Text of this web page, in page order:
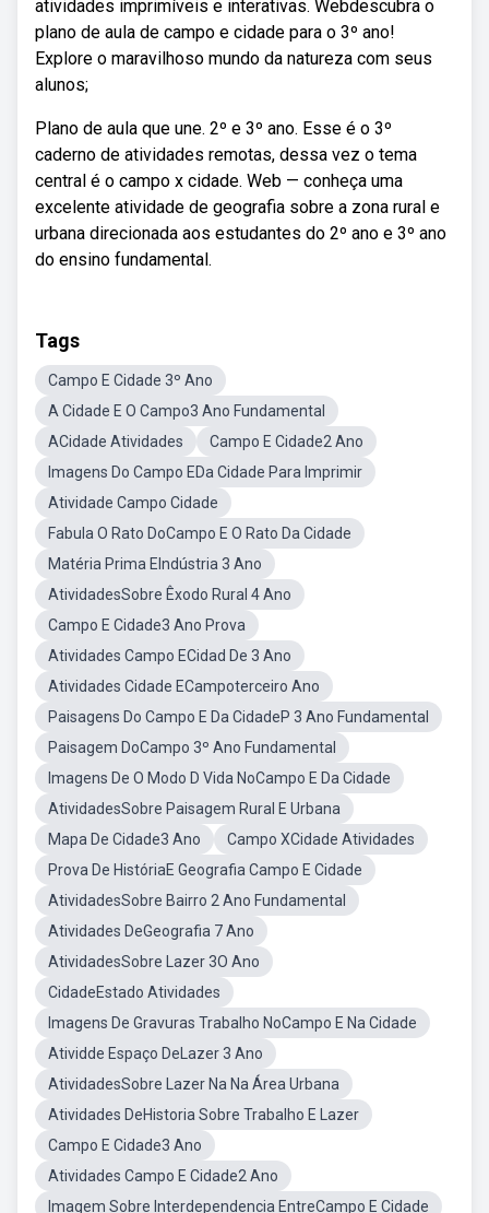
atividades imprimíveis e interativas. Webdescubra o
plano de aula de campo e cidade para o 3º ano!
Explore o maravilhoso mundo da natureza com seus
alunos;
Plano de aula que une. 2º e 3º ano. Esse é o 3º
caderno de atividades remotas, dessa vez o tema
central é o campo x cidade. Web — conheça uma
excelente atividade de geografia sobre a zona rural e
urbana direcionada aos estudantes do 2º ano e 3º ano
do ensino fundamental.
Tags
Campo E Cidade 3º Ano
A Cidade E O Campo3 Ano Fundamental
ACidade Atividades
Campo E Cidade2 Ano
Imagens Do Campo EDa Cidade Para Imprimir
Atividade Campo Cidade
Fabula O Rato DoCampo E O Rato Da Cidade
Matéria Prima EIndústria 3 Ano
AtividadesSobre Êxodo Rural 4 Ano
Campo E Cidade3 Ano Prova
Atividades Campo ECidad De 3 Ano
Atividades Cidade ECampoterceiro Ano
Paisagens Do Campo E Da CidadeP 3 Ano Fundamental
Paisagem DoCampo 3º Ano Fundamental
Imagens De O Modo D Vida NoCampo E Da Cidade
AtividadesSobre Paisagem Rural E Urbana
Mapa De Cidade3 Ano
Campo XCidade Atividades
Prova De HistóriaE Geografia Campo E Cidade
AtividadesSobre Bairro 2 Ano Fundamental
Atividades DeGeografia 7 Ano
AtividadesSobre Lazer 3O Ano
CidadeEstado Atividades
Imagens De Gravuras Trabalho NoCampo E Na Cidade
Atividde Espaço DeLazer 3 Ano
AtividadesSobre Lazer Na Na Área Urbana
Atividades DeHistoria Sobre Trabalho E Lazer
Campo E Cidade3 Ano
Atividades Campo E Cidade2 Ano
Imagem Sobre Interdependencia EntreCampo E Cidade